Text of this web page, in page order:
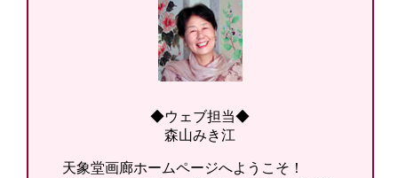
◆ウェブ担当◆
森山みき江
天象堂画廊ホームページへようこそ！